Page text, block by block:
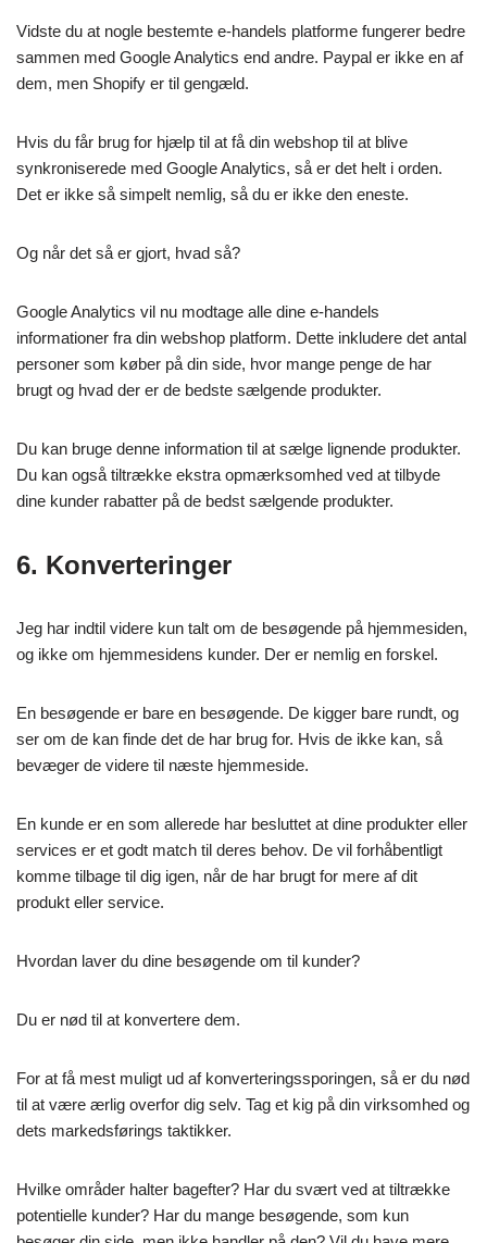
Vidste du at nogle bestemte e-handels platforme fungerer bedre
sammen med Google Analytics end andre. Paypal er ikke en af
dem, men Shopify er til gengæld.
Hvis du får brug for hjælp til at få din webshop til at blive
synkroniserede med Google Analytics, så er det helt i orden.
Det er ikke så simpelt nemlig, så du er ikke den eneste.
Og når det så er gjort, hvad så?
Google Analytics vil nu modtage alle dine e-handels
informationer fra din webshop platform. Dette inkludere det antal
personer som køber på din side, hvor mange penge de har
brugt og hvad der er de bedste sælgende produkter.
Du kan bruge denne information til at sælge lignende produkter.
Du kan også tiltrække ekstra opmærksomhed ved at tilbyde
dine kunder rabatter på de bedst sælgende produkter.
6. Konverteringer
Jeg har indtil videre kun talt om de besøgende på hjemmesiden,
og ikke om hjemmesidens kunder. Der er nemlig en forskel.
En besøgende er bare en besøgende. De kigger bare rundt, og
ser om de kan finde det de har brug for. Hvis de ikke kan, så
bevæger de videre til næste hjemmeside.
En kunde er en som allerede har besluttet at dine produkter eller
services er et godt match til deres behov. De vil forhåbentligt
komme tilbage til dig igen, når de har brugt for mere af dit
produkt eller service.
Hvordan laver du dine besøgende om til kunder?
Du er nød til at konvertere dem.
For at få mest muligt ud af konverteringssporingen, så er du nød
til at være ærlig overfor dig selv. Tag et kig på din virksomhed og
dets markedsførings taktikker.
Hvilke områder halter bagefter? Har du svært ved at tiltrække
potentielle kunder? Har du mange besøgende, som kun